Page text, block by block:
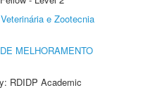
e Zootecnia
MELHORAMENTO
RDIDP Academic